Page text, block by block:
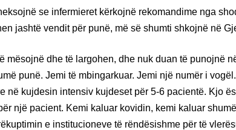
se infermieret kërkojnë rekomandime nga
jashtë vendit për punë, më së shumti shkojnë në
mësojnë dhe të largohen, dhe nuk duan të punojnë
punë. Jemi të mbingarkuar. Jemi një numër i
në kujdesin intensiv kujdeset për 5-6 pacientë. Kjo
një pacient. Kemi kaluar kovidin, kemi kaluar
e institucioneve të rëndësishme për të